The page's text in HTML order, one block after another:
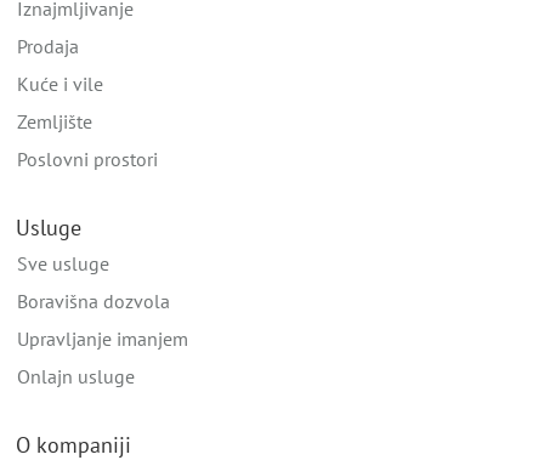
Iznajmljivanje
Prodaja
Kuće i vile
Zemljište
Poslovni prostori
Usluge
Sve usluge
Boravišna dozvola
Upravljanje imanjem
Onlajn usluge
O kompaniji